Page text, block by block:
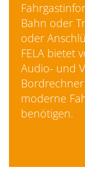
Bahn oder
oder
FELA bietet
Audio- und
moderne
benötigen.